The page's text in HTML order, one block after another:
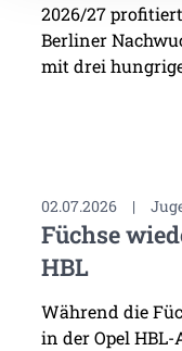
2026/27
Berliner
mit drei
02.07.2026 |
Füchse
HBL
Während die
in der Opel